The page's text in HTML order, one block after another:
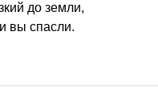
до земли,
вы спасли.